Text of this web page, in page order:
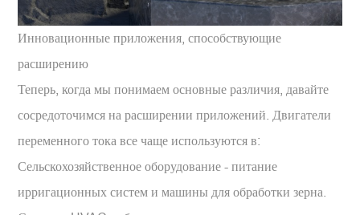
Инновационные приложения, способствующие
расширению
Теперь, когда мы понимаем основные различия, давайте
сосредоточимся на расширении приложений. Двигатели
переменного тока все чаще используются в:
Сельскохозяйственное оборудование - питание
ирригационных систем и машины для обработки зерна.